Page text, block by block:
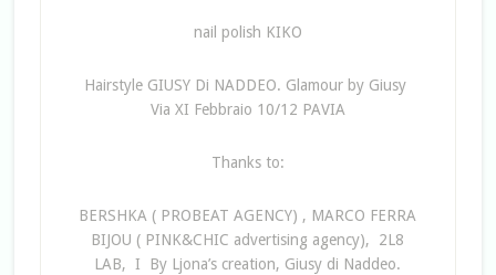
nail polish KIKO
Hairstyle GIUSY Di NADDEO. Glamour by Giusy
Via XI Febbraio 10/12 PAVIA
Thanks to:
BERSHKA ( PROBEAT AGENCY) , MARCO FERRA
BIJOU ( PINK&CHIC advertising agency), 2L8
LAB, I By Ljona’s creation, Giusy di Naddeo.